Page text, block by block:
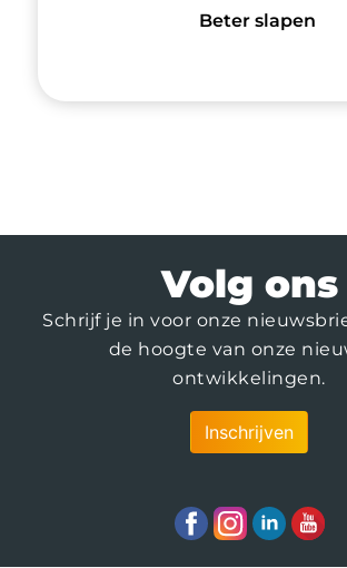
Beter slapen
Volg ons
Schrijf je in voor onze
de hoogte van onze
ontwikkelingen.
Inschrijven